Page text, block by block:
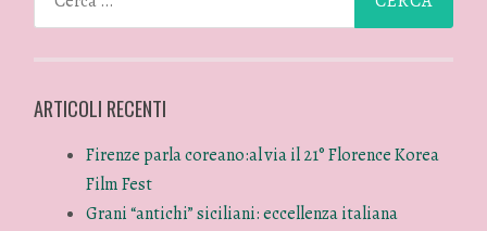
ARTICOLI RECENTI
Firenze parla coreano:al via il 21° Florence Korea
Film Fest
Grani “antichi” siciliani: eccellenza italiana